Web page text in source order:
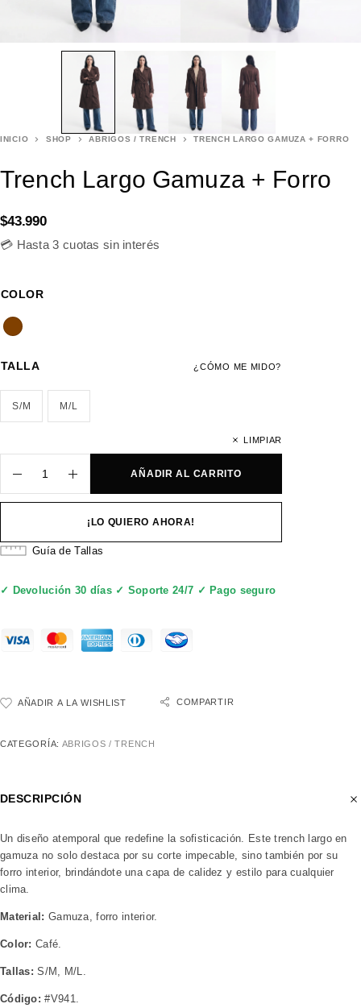
INICIO SHOP ABRIGOS / TRENCH TRENCH LARGO GAMUZA + FORRO
Trench Largo Gamuza + Forro
$43.990
💳 Hasta 3 cuotas sin interés
COLOR
¿CÓMO ME MIDO?
TALLA
S/M M/L
LIMPIAR
AÑADIR AL CARRITO
¡LO QUIERO AHORA!
Guía de Tallas
✓ Devolución 30 días ✓ Soporte 24/7 ✓ Pago seguro
AÑADIR A LA WISHLIST COMPARTIR
CATEGORÍA: ABRIGOS / TRENCH
DESCRIPCIÓN
Un diseño atemporal que redefine la sofisticación. Este trench largo en
gamuza no solo destaca por su corte impecable, sino también por su
forro interior, brindándote una capa de calidez y estilo para cualquier
clima.
Material: Gamuza, forro interior.
Color: Café.
Tallas: S/M, M/L.
Código: #V941.